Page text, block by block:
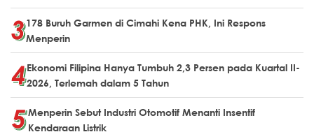
178 Buruh Garmen di Cimahi Kena PHK, Ini Respons
Menperin
Ekonomi Filipina Hanya Tumbuh 2,3 Persen pada Kuartal II-
2026, Terlemah dalam 5 Tahun
Menperin Sebut Industri Otomotif Menanti Insentif
Kendaraan Listrik